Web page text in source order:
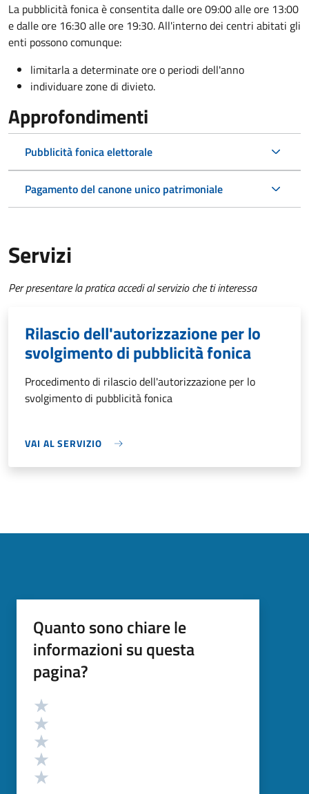
La pubblicità fonica è consentita dalle ore 09:00 alle ore 13:00
e dalle ore 16:30 alle ore 19:30. All'interno dei centri abitati gli
enti possono comunque:
limitarla a determinate ore o periodi dell'anno
individuare zone di divieto.
Approfondimenti
Pubblicità fonica elettorale
Pagamento del canone unico patrimoniale
Servizi
Per presentare la pratica accedi al servizio che ti interessa
Rilascio dell'autorizzazione per lo
svolgimento di pubblicità fonica
Procedimento di rilascio dell'autorizzazione per lo
svolgimento di pubblicità fonica
VAI AL SERVIZIO
Quanto sono chiare le
informazioni su questa
pagina?
Valutazione